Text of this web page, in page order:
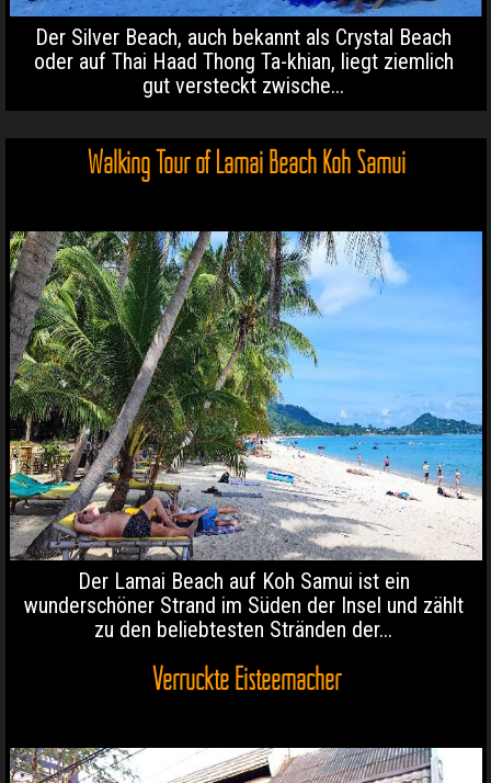
Der Silver Beach, auch bekannt als Crystal Beach
oder auf Thai Haad Thong Ta-khian, liegt ziemlich
gut versteckt zwische...
Walking Tour of Lamai Beach Koh Samui
Der Lamai Beach auf Koh Samui ist ein
wunderschöner Strand im Süden der Insel und zählt
zu den beliebtesten Stränden der...
Verrückte Eisteemacher